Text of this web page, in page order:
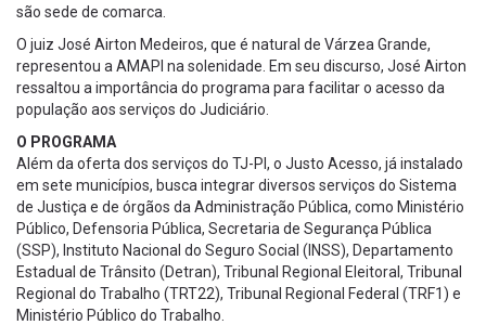
são sede de comarca.
O juiz José Airton Medeiros, que é natural de Várzea Grande,
representou a AMAPI na solenidade. Em seu discurso, José Airton
ressaltou a importância do programa para facilitar o acesso da
população aos serviços do Judiciário.
O PROGRAMA
Além da oferta dos serviços do TJ-PI, o Justo Acesso, já instalado
em sete municípios, busca integrar diversos serviços do Sistema
de Justiça e de órgãos da Administração Pública, como Ministério
Público, Defensoria Pública, Secretaria de Segurança Pública
(SSP), Instituto Nacional do Seguro Social (INSS), Departamento
Estadual de Trânsito (Detran), Tribunal Regional Eleitoral, Tribunal
Regional do Trabalho (TRT22), Tribunal Regional Federal (TRF1) e
Ministério Público do Trabalho.